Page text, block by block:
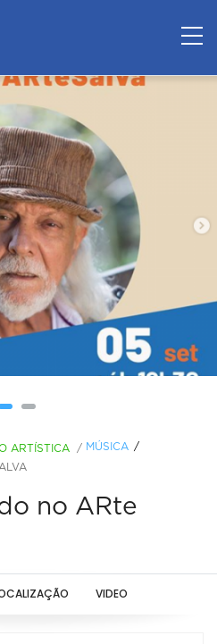
ARTÍSTICA / MÚSICA
no ARte
VIDEO